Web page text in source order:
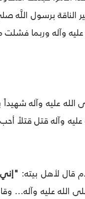
الناقة برسول اللَّه
وآله وربما فشلت
عليه وآله
وآله قتل قتلاً
قال لأهل بيته:
عليه وآله...